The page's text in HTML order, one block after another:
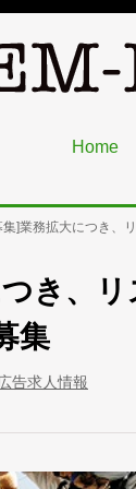
Home
集]業務拡大につき、
き、
集
告求人情報